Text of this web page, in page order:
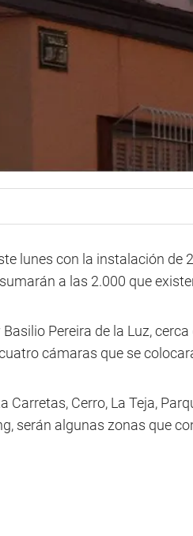
lunes con la instalación de
a las 2.000 que
Pereira de la Luz,
cámaras que se
Carretas, Cerro, La Teja,
serán algunas zonas que